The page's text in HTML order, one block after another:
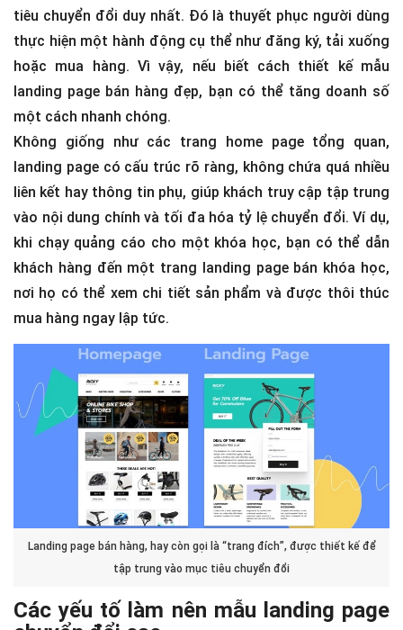
tiêu chuyển đổi duy nhất. Đó là thuyết phục người dùng
thực hiện một hành động cụ thể như đăng ký, tải xuống
hoặc mua hàng. Vì vậy, nếu biết cách thiết kế mẫu
landing page bán hàng đẹp, bạn có thể tăng doanh số
một cách nhanh chóng.
Không giống như các trang home page tổng quan,
landing page có cấu trúc rõ ràng, không chứa quá nhiều
liên kết hay thông tin phụ, giúp khách truy cập tập trung
vào nội dung chính và tối đa hóa tỷ lệ chuyển đổi. Ví dụ,
khi chạy quảng cáo cho một khóa học, bạn có thể dẫn
khách hàng đến một trang landing page bán khóa học,
nơi họ có thể xem chi tiết sản phẩm và được thôi thúc
mua hàng ngay lập tức.
Landing page bán hàng, hay còn gọi là “trang đích”, được thiết kế để
tập trung vào mục tiêu chuyển đổi
Các yếu tố làm nên mẫu landing page